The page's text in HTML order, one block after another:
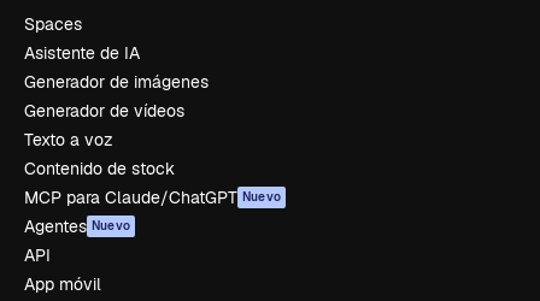
Spaces
Asistente de IA
Generador de imágenes
Generador de vídeos
Texto a voz
Contenido de stock
MCP para Claude/ChatGPT Nuevo
Agentes Nuevo
API
App móvil